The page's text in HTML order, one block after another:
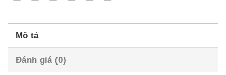
Mô tả
Đánh giá (0)